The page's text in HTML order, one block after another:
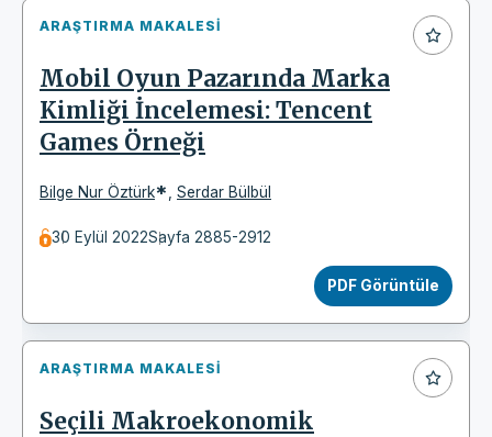
ARAŞTIRMA MAKALESI
Mobil Oyun Pazarında Marka
Kimliği İncelemesi: Tencent
Games Örneği
Bilge Nur Öztürk* Serdar Bülbül
30 Eylül 2022Sayfa 2885-2912
PDF Görüntüle
ARAŞTIRMA MAKALESI
Seçili Makroekonomik